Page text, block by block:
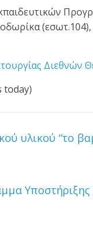
Διεθνών
today)
υλικού “το